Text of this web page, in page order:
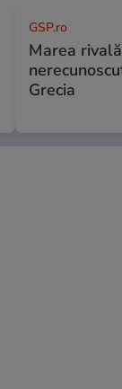
GSP.ro
Marea
Grecia